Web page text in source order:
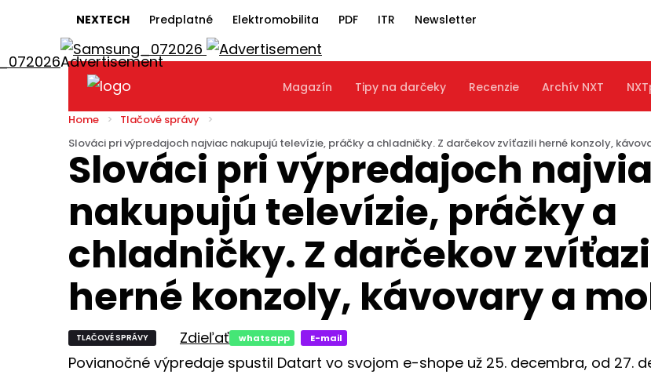
NEXTECH Predplatné Elektromobilita PDF ITR Newsletter
Magazín Tipy na darčeky Recenzie Archív NXT
Home
Tlačové správy
Slováci pri výpredajoch najviac nakupujú televízie, práčky a chladničky. Z darčekov zvíťazili herné konzoly,
Slováci pri výpredajoch
nakupujú televízie, práčky a
chladničky. Z darčekov
herné konzoly, kávovary a
TLAČOVÉ SPRÁVY Zdieľať whatsapp E-mail
Povianočné výpredaje spustil Datart vo svojom e-shope už 25. decembra, od 27.